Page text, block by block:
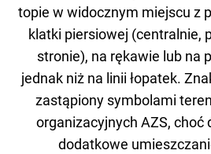
topie w widocznym miejscu z
klatki piersiowej (centralnie,
stronie), na rękawie lub na
jednak niż na linii łopatek.
zastąpiony symbolami
organizacyjnych AZS, choć
dodatkowe